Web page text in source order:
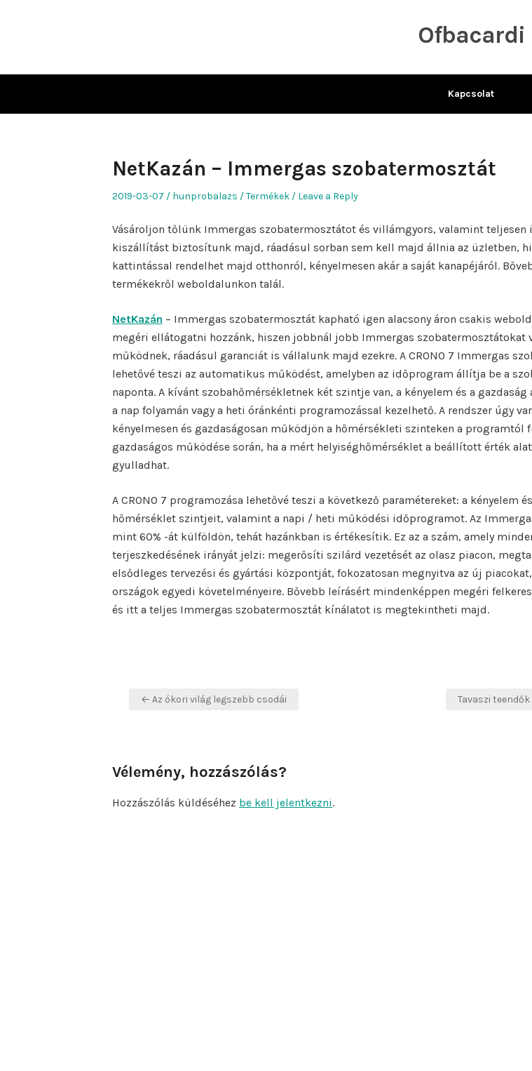
Ofbacardi
Kapcsolat
NetKazán – Immergas szobatermosztát
Posted
2019-03-07 Author
hunprobalazs
Posted
Termékek Leave a Reply
Vásároljon tőlünk Immergas szobatermosztátot és villámgyors, valamint teljesen
kiszállítást biztosítunk majd, ráadásul sorban sem kell majd állnia az üzletben,
kattintással rendelhet majd otthonról, kényelmesen akár a saját kanapéjáról.
termékekről weboldalunkon talál.
NetKazán – Immergas szobatermosztát kapható igen alacsony áron csakis
megéri ellátogatni hozzánk, hiszen jobbnál jobb Immergas szobatermosztátokat
működnek, ráadásul garanciát is vállalunk majd ezekre. A CRONO 7 Immergas
lehetővé teszi az automatikus működést, amelyben az időprogram állítja be a
naponta. A kívánt szobahőmérsékletnek két szintje van, a kényelem és a gazdaság
a nap folyamán vagy a heti óránkénti programozással kezelhető. A rendszer úgy
kényelmesen és gazdaságosan működjön a hőmérsékleti szinteken a programtól
gazdaságos működése során, ha a mért helyiséghőmérséklet a beállított érték
gyulladhat.
A CRONO 7 programozása lehetővé teszi a következő paramétereket: a kényelem
hőmérséklet szintjeit, valamint a napi / heti működési időprogramot. Az
mint 60% -át külföldön, tehát hazánkban is értékesítik. Ez az a szám, amely
terjeszkedésének irányát jelzi: megerősíti szilárd vezetését az olasz piacon,
elsődleges tervezési és gyártási központját, fokozatosan megnyitva az új
országok egyedi követelményeire. Bővebb leírásért mindenképpen megéri
és itt a teljes Immergas szobatermosztát kínálatot is megtekintheti majd.
Bejegyzés
← Az ókori világ legszebb csodái Tavaszi
Vélemény, hozzászólás?
Hozzászólás küldéséhez be kell jelentkezni.